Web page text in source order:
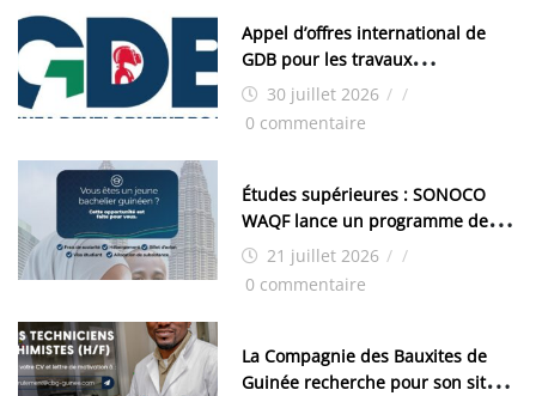
Appel d’offres international de
GDB pour les travaux
d’aménagement de la zone
industrielle de FANDJE (PAZIF)
30 juillet 2026 / /
0 commentaire
Études supérieures : SONOCO
WAQF lance un programme de
bourses pour la Malaisie
21 juillet 2026 / /
0 commentaire
La Compagnie des Bauxites de
Guinée recherche pour son site